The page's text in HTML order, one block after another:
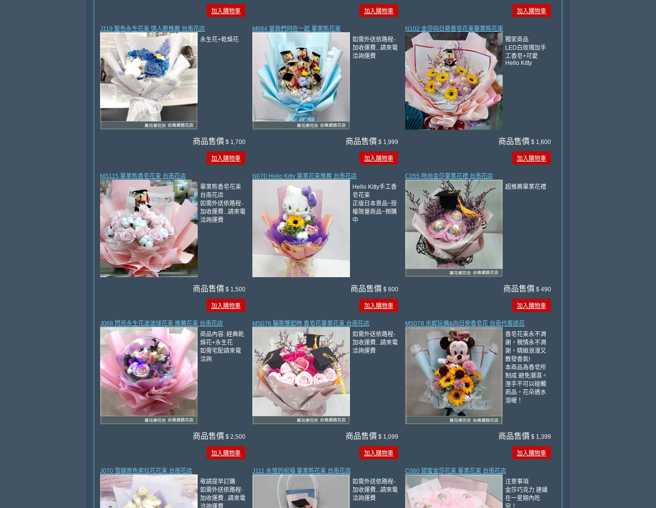
加入購物車 加入購物車 加入購物車
J119 藍色永生花束 情人節推薦 台南花店
永生花+乾燥花
商品售價 $ 1,700
加入購物車
M084 當我們同在一起 畢業熊花束
如需外送依路程-
加收運費...請來電
洽詢運費
商品售價 $ 1,999
加入購物車
N102 金莎向日葵香皂花束畢業熊花束
獨家商品
LED白玫瑰加手
工香皂+可愛
Hello Kitty
商品售價 $ 1,600
加入購物車
MS115 畢業熊香皂花束 台南花店
畢業熊香皂花束
台南花店
如需外送依路程-
加收運費...請來電
洽詢運費
商品售價 $ 1,500
加入購物車
N070 Hello Kitty 畢業花束推薦 台南花店
Hello Kitty手工香
皂花束
正版日本景品~授
權限量商品~預購
中
商品售價 $ 800
加入購物車
C055 時尚金莎畢業花禮 台南花店
超推薦畢業花禮
商品售價 $ 490
加入購物車
J068 閃亮永生花波波球花束 推薦花束 台南花店
商品內容: 經典乾
燥花+永生花
如需宅配請來電
洽詢
商品售價 $ 2,500
加入購物車
MS076 驪歌響起時 香皂花畢業花束 台南花店
如需外送依路程-
加收運費...請來電
洽詢運費
商品售價 $ 1,099
加入購物車
MS078 米妮玩偶&向日癸香皂花 台南代客送花
香皂花束永不凋
謝，親情永不凋
謝，精緻浪漫又
散發香氣!
本商品為香皂所
制成 避免潮濕。
溼手不可以碰觸
商品，花朵遇水
溶喔！
商品售價 $ 1,399
加入購物車
J070 雪韻原色索拉花花束 台南花店
敬請提早訂購
如需外送依路程-
加收運費...請來電
洽詢運費
J111 永恆的祝福 畢業熊花束 台南花店
如需外送依路程-
加收運費...請來電
洽詢運費
C060 甜蜜金莎花束 畢業花束 台南花店
注意事項
金莎巧克力 建議
在一星期內吃
完！